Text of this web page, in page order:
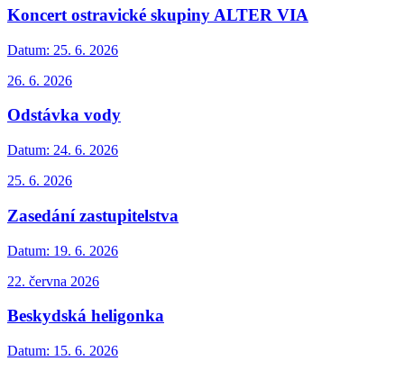
Koncert ostravické skupiny ALTER VIA
Datum: 25. 6. 2026
26. 6. 2026
Odstávka vody
Datum: 24. 6. 2026
25. 6. 2026
Zasedání zastupitelstva
Datum: 19. 6. 2026
22. června 2026
Beskydská heligonka
Datum: 15. 6. 2026